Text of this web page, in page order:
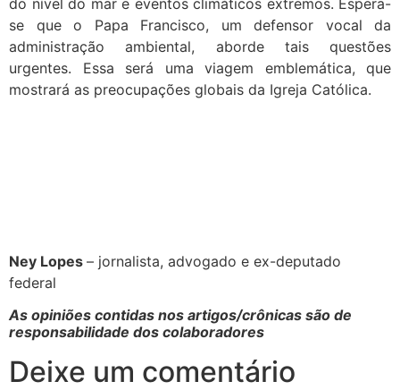
do nível do mar e eventos climáticos extremos. Espera-
se que o Papa Francisco, um defensor vocal da
administração ambiental, aborde tais questões
urgentes. Essa será uma viagem emblemática, que
mostrará as preocupações globais da Igreja Católica.
Ney Lopes – jornalista, advogado e ex-deputado
federal
As opiniões contidas nos artigos/crônicas são de
responsabilidade dos colaboradores
Deixe um comentário